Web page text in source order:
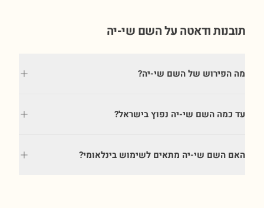
תובנות ודאטה על השם שי-יה
מה הפירוש של השם שי-יה?
עד כמה השם שי-יה נפוץ בישראל?
האם השם שי-יה מתאים לשימוש בינלאומי?